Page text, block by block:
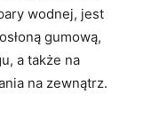
wodnej, jest
gumową,
a także na
na zewnątrz.